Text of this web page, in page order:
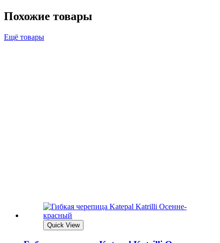
Похожие товары
Ещё товары
Quick View